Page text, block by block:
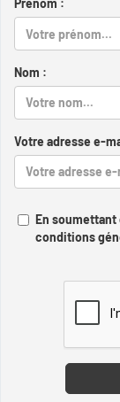
Prénom :
Nom :
Votre adresse e-
En
conditions